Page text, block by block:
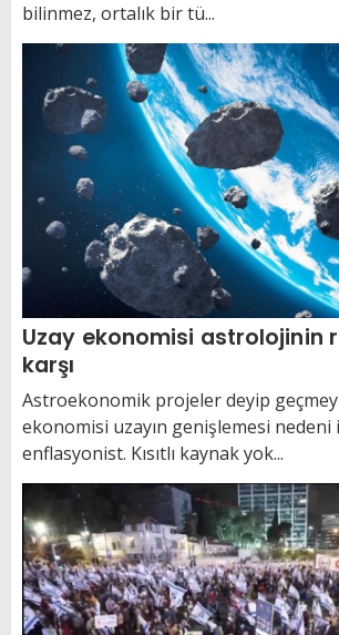
bilinmez, ortalık bir tü...
Uzay ekonomisi astrolojinin
karşı
Astroekonomik projeler deyip
ekonomisi uzayın genişlemesi nedeni
enflasyonist. Kısıtlı kaynak yok...